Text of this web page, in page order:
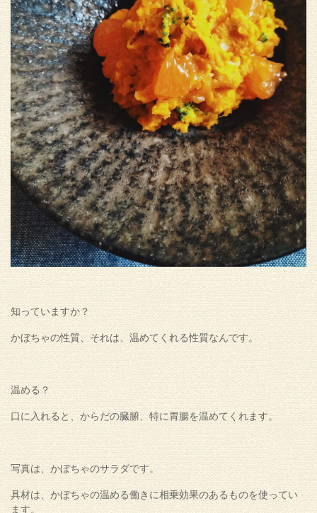
知っていますか？
かぼちゃの性質、それは、温めてくれる性質なんです。
温める？
口に入れると、からだの臓腑、特に胃腸を温めてくれます。
写真は、かぼちゃのサラダです。
具材は、かぼちゃの温める働きに相乗効果のあるものを使ってい
ます。